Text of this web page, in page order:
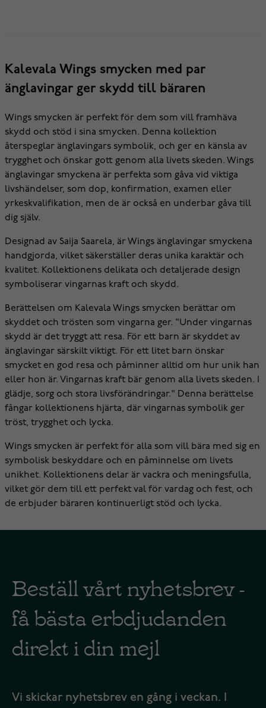
Kalevala Wings smycken med par
änglavingar ger skydd till bäraren
Wings smycken är perfekt för dem som vill framhäva
skydd och stöd i sina smycken. Denna kollektion
återspeglar änglavingars symbolik, och ger en känsla av
trygghet och önskar gott genom alla livets skeden. Wings
änglavingar smyckena är perfekta som gåva vid viktiga
livshändelser, som dop, konfirmation, examen eller
yrkeskvalifikation, men de är också en underbar gåva till
dig själv.
Designad av Saija Saarela, är Wings änglavingar smyckena
handgjorda, vilket säkerställer deras unika karaktär och
kvalitet. Kollektionens delikata och detaljerade design
symboliserar vingarnas kraft och skydd.
Berättelsen om Kalevala Wings smycken berättar om
skyddet och trösten som vingarna ger. "Under vingarnas
skydd är det tryggt att resa. För ett barn är skyddet av
änglavingar särskilt viktigt. För ett litet barn önskar
smycket en god resa och påminner alltid om hur unik han
eller hon är. Vingarnas kraft bär genom alla livets skeden. I
glädje, sorg och stora livsförändringar." Denna berättelse
fångar kollektionens hjärta, där vingarnas symbolik ger
tröst, trygghet och lycka.
Wings smycken är perfekt för alla som vill bära med sig en
symbolisk beskyddare och en påminnelse om livets
unikhet. Kollektionens delar är vackra och meningsfulla,
vilket gör dem till ett perfekt val för vardag och fest, och
de erbjuder bäraren kontinuerligt stöd och lycka.
Beställ vårt nyhetsbrev -
få bästa erbdjudanden
direkt i din mejl
Vi skickar nyhetsbrev en gång i veckan. I